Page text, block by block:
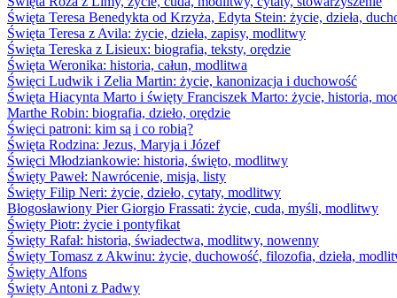
Święta Teresa Benedykta od Krzyża, Edyta Stein: życie, dzieła,
Święta Teresa z Avila: życie, dzieła, zapisy, modlitwy
Święta Tereska z Lisieux: biografia, teksty, orędzie
Święta Weronika: historia, całun, modlitwa
Święci Ludwik i Zelia Martin: życie, kanonizacja i duchowość
Święta Hiacynta Marto i święty Franciszek Marto: życie, historia,
Marthe Robin: biografia, dzieło, orędzie
Święci patroni: kim są i co robią?
Święta Rodzina: Jezus, Maryja i Józef
Święci Młodziankowie: historia, święto, modlitwy
Święty Paweł: Nawrócenie, misja, listy
Święty Filip Neri: życie, dzieło, cytaty, modlitwy
Błogosławiony Pier Giorgio Frassati: życie, cuda, myśli, modlitwy
Święty Piotr: życie i pontyfikat
Święty Rafał: historia, świadectwa, modlitwy, nowenny
Święty Tomasz z Akwinu: życie, duchowość, filozofia, dzieła,
Święty Alfons
Święty Antoni z Padwy